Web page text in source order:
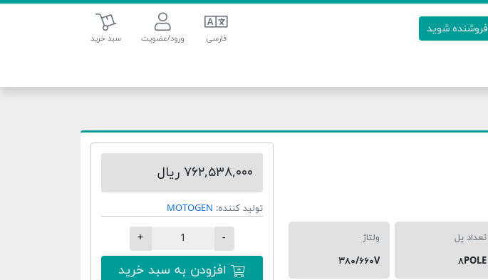
فروشنده شوید
فارسی ورود/عضویت
سبد خرید
سبد خرید
تعداد پل
۸POLE
ولتاژ
۳۸۰/۶۶۰V
۷۶۲,۵۳۸,۰۰۰ ریال
تولید کننده: MOTOGEN
-
+
افزودن به سبد خرید